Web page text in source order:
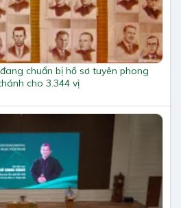
chuẩn bị hồ sơ tuyên phong
cho 3.344 vị